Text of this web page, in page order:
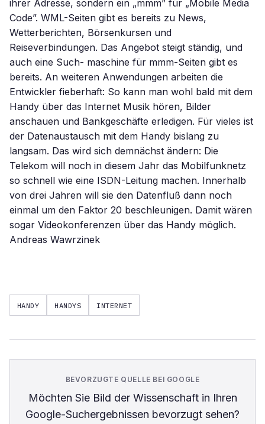
ihrer Adresse, sondern ein „mmm” für „Mobile Media
Code”. WML-Seiten gibt es bereits zu News,
Wetterberichten, Börsenkursen und
Reiseverbindungen. Das Angebot steigt ständig, und
auch eine Such- maschine für mmm-Seiten gibt es
bereits. An weiteren Anwendungen arbeiten die
Entwickler fieberhaft: So kann man wohl bald mit dem
Handy über das Internet Musik hören, Bilder
anschauen und Bankgeschäfte erledigen. Für vieles ist
der Datenaustausch mit dem Handy bislang zu
langsam. Das wird sich demnächst ändern: Die
Telekom will noch in diesem Jahr das Mobilfunknetz
so schnell wie eine ISDN-Leitung machen. Innerhalb
von drei Jahren will sie den Datenfluß dann noch
einmal um den Faktor 20 beschleunigen. Damit wären
sogar Videokonferenzen über das Handy möglich.
Andreas Wawrzinek
HANDY HANDYS INTERNET
BEVORZUGTE QUELLE BEI GOOGLE
Möchten Sie Bild der Wissenschaftin Ihren
Google-Suchergebnissen bevorzugt sehen?